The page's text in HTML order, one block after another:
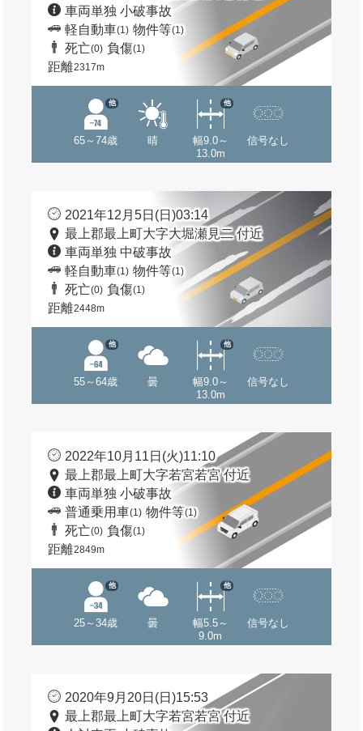
車両単独 小破事故
軽自動車(1) 物件等(1)
死亡(0) 負傷(1)
距離2317m
65～74歳
他
晴
幅9.0～
13.0m
他
信号なし
2021年12月5日(日)03:14
最上郡最上町大字大堀瀬見二 付近
車両単独 中破事故
軽自動車(1) 物件等(1)
死亡(0) 負傷(1)
距離2448m
55～64歳
他
曇
幅9.0～
13.0m
他
信号なし
2022年10月11日(火)11:10
最上郡最上町大字若宮若宮 付近
車両単独 小破事故
普通乗用車(1) 物件等(1)
死亡(0) 負傷(1)
距離2849m
25～34歳
他
曇
幅5.5～
9.0m
他
信号なし
2020年9月20日(日)15:53
最上郡最上町大字若宮若宮 付近